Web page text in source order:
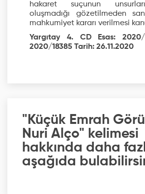
hakaret suçunun
oluşmadığı gözetilmeden
mahkumiyet kararı verilmesi
Yargıtay 4. CD Esas:
2020/18385 Tarih: 26.11.2020
"Küçük Emrah
Nuri Alço" kelimesi
hakkında daha
aşağıda